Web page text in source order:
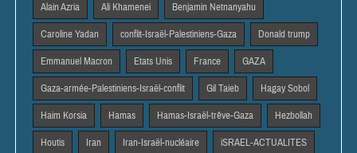
Alain Azria Ali Khamenei Benjamin Netnanyahu
Caroline Yadan conflit-Israël-Palestiniens-Gaza Donald trump
Emmanuel Macron Etats Unis France GAZA
Gaza-armée-Palestiniens-Israël-conflit Gil Taieb Hagay Sobol
Haim Korsia Hamas Hamas-Israël-trêve-Gaza Hezbollah
Houtis Iran Iran-Israël-nucléaire iSRAEL-ACTUALITES